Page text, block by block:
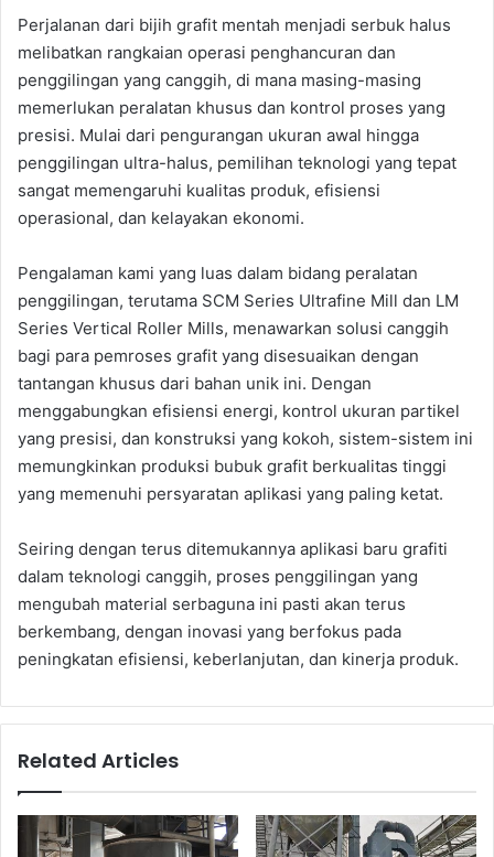
Perjalanan dari bijih grafit mentah menjadi serbuk halus
melibatkan rangkaian operasi penghancuran dan
penggilingan yang canggih, di mana masing-masing
memerlukan peralatan khusus dan kontrol proses yang
presisi. Mulai dari pengurangan ukuran awal hingga
penggilingan ultra-halus, pemilihan teknologi yang tepat
sangat memengaruhi kualitas produk, efisiensi
operasional, dan kelayakan ekonomi.
Pengalaman kami yang luas dalam bidang peralatan
penggilingan, terutama SCM Series Ultrafine Mill dan LM
Series Vertical Roller Mills, menawarkan solusi canggih
bagi para pemroses grafit yang disesuaikan dengan
tantangan khusus dari bahan unik ini. Dengan
menggabungkan efisiensi energi, kontrol ukuran partikel
yang presisi, dan konstruksi yang kokoh, sistem-sistem ini
memungkinkan produksi bubuk grafit berkualitas tinggi
yang memenuhi persyaratan aplikasi yang paling ketat.
Seiring dengan terus ditemukannya aplikasi baru grafiti
dalam teknologi canggih, proses penggilingan yang
mengubah material serbaguna ini pasti akan terus
berkembang, dengan inovasi yang berfokus pada
peningkatan efisiensi, keberlanjutan, dan kinerja produk.
Related Articles